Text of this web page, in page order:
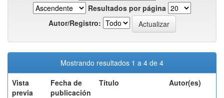
Resultados por página
Autor/Registro:
Mostrando resultados 1 a 4 de 4
Vista
previa
Fecha de
publicación
Título Autor(es)